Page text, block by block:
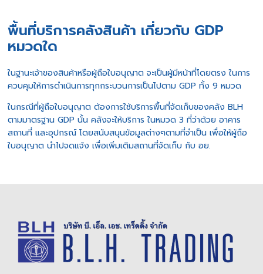
พื้นที่บริการคลังสินค้า เกี่ยวกับ GDP
หมวดใด
ในฐานะเจ้าของสินค้าหรือผู้ถือใบอนุญาต จะเป็นผู้มีหน้าที่โดยตรง ในการ
ควบคุมให้การดำเนินการทุกกระบวนการเป็นไปตาม GDP ทั้ง 9 หมวด
ในกรณีที่ผู้ถือใบอนุญาต ต้องการใช้บริการพื้นที่จัดเก็บของคลัง BLH
ตามมาตรฐาน GDP นั้น คลังจะให้บริการ ในหมวด 3 ที่ว่าด้วย อาคาร
สถานที่ และอุปกรณ์ โดยสนับสนุนข้อมูลต่างๆตามที่จำเป็น เพื่อให้ผู้ถือ
ใบอนุญาต นำไปจดแจ้ง เพื่อเพิ่มเติมสถานที่จัดเก็บ กับ อย.